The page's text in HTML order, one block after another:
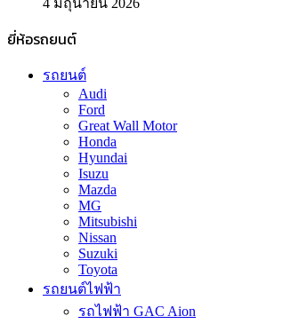
ยี่ห้อรถยนต์
รถยนต์
Audi
Ford
Great Wall Motor
Honda
Hyundai
Isuzu
Mazda
MG
Mitsubishi
Nissan
Suzuki
Toyota
รถยนต์ไฟฟ้า
รถไฟฟ้า GAC Aion